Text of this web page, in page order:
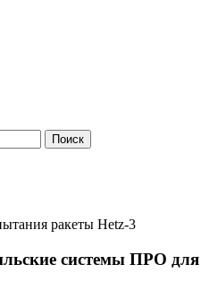
ракеты Hetz-3
системы ПРО для